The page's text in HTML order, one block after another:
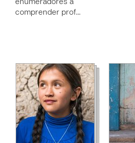
enumeradores a
comprender prof…